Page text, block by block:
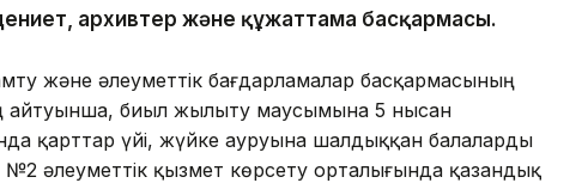
архивтер және құжаттама басқармасы.
және әлеуметтік бағдарламалар басқармасының
айтуынша, биыл жылыту маусымына 5 нысан
қарттар үйі, жүйке ауруына шалдыққан балаларды
әлеуметтік қызмет көрсету орталығында қазандық